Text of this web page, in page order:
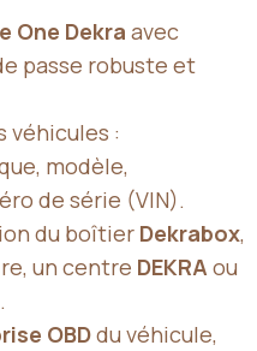
One Dekra avec
passe robuste et
véhicules :
modèle,
de série (VIN).
du boîtier Dekrabox,
un centre DEKRA ou
OBDdu véhicule,